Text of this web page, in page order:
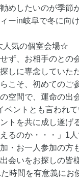
めしたいのが季
ーin岐阜で冬に向
人気の個室会場☆
ず、お相手のとの
しに専念してい
こそ、初めてのご
空間で、運命の出
ントとも言われて
トを共に成し遂げ
えるのか・・・」1
・お一人参加の方
会いをお探しの皆
時間を有意義にお